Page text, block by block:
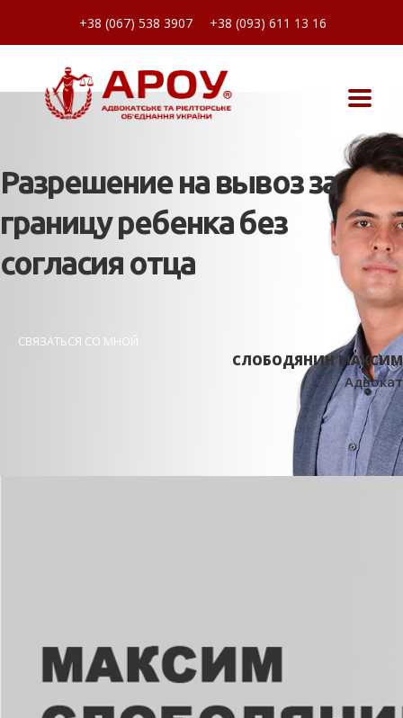
+38 (067) 538 3907 +38 (093) 611 13 16
Разрешение на вывоз за
границу ребенка без
согласия отца
СВЯЗАТЬСЯ СО МНОЙ
СЛОБОДЯНИН МАКСИМ
Адвокат